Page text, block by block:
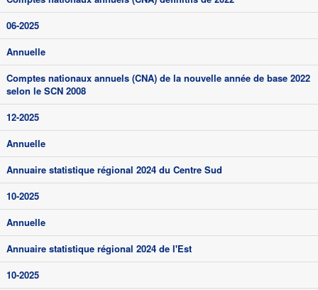
06-2025
Annuelle
Comptes nationaux annuels (CNA) de la nouvelle année de base 2022
selon le SCN 2008
12-2025
Annuelle
Annuaire statistique régional 2024 du Centre Sud
10-2025
Annuelle
Annuaire statistique régional 2024 de l'Est
10-2025